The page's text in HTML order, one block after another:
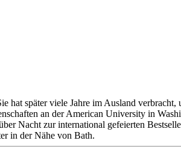
später viele Jahre im Ausland verbracht,
an der American University in
Nacht zur international gefeierten
in der Nähe von Bath.